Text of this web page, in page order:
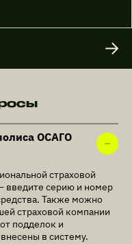
ОСАГО
страховой
серию и номер
Также можно
страховой компании
подделок и
в систему.